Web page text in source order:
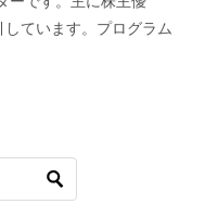
ています。プログラム